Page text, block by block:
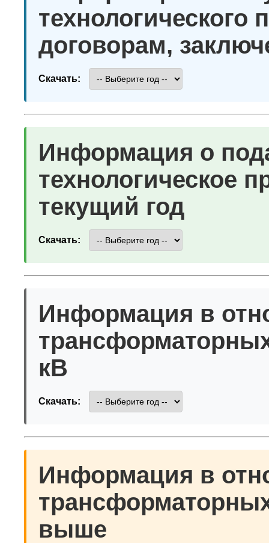
технологического
договорам,
Скачать:
Информация о
технологическое
текущий год
Скачать:
Информация в
кВ
Скачать:
Информация в
выше